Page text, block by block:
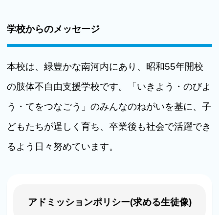
学校からのメッセージ
本校は、緑豊かな南河内にあり、昭和55年開校
の肢体不自由支援学校です。「いきよう・のびよ
う・てをつなごう」のみんなのねがいを基に、子
どもたちが逞しく育ち、卒業後も社会で活躍でき
るよう日々努めています。
アドミッションポリシー(求める生徒像)